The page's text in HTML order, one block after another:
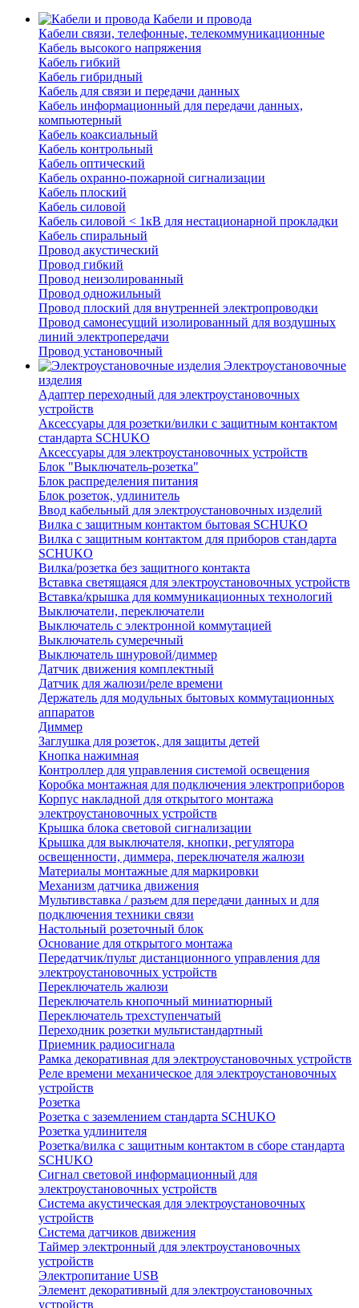
Кабели и провода
Кабели связи, телефонные, телекоммуникационные
Кабель высокого напряжения
Кабель гибкий
Кабель гибридный
Кабель для связи и передачи данных
Кабель информационный для передачи данных,
компьютерный
Кабель коаксиальный
Кабель контрольный
Кабель оптический
Кабель охранно-пожарной сигнализации
Кабель плоский
Кабель силовой
Кабель силовой < 1кВ для нестационарной прокладки
Кабель спиральный
Провод акустический
Провод гибкий
Провод неизолированный
Провод одножильный
Провод плоский для внутренней электропроводки
Провод самонесущий изолированный для воздушных
линий электропередачи
Провод установочный
Электроустановочные
изделия
Адаптер переходный для электроустановочных
устройств
Аксессуары для розетки/вилки с защитным контактом
стандарта SCHUKO
Аксессуары для электроустановочных устройств
Блок "Выключатель-розетка"
Блок распределения питания
Блок розеток, удлинитель
Ввод кабельный для электроустановочных изделий
Вилка с защитным контактом бытовая SCHUKO
Вилка с защитным контактом для приборов стандарта
SCHUKO
Вилка/розетка без защитного контакта
Вставка светящаяся для электроустановочных устройств
Вставка/крышка для коммуникационных технологий
Выключатели, переключатели
Выключатель с электронной коммутацией
Выключатель сумеречный
Выключатель шнуровой/диммер
Датчик движения комплектный
Датчик для жалюзи/реле времени
Держатель для модульных бытовых коммутационных
аппаратов
Диммер
Заглушка для розеток, для защиты детей
Кнопка нажимная
Контроллер для управления системой освещения
Коробка монтажная для подключения электроприборов
Корпус накладной для открытого монтажа
электроустановочных устройств
Крышка блока световой сигнализации
Крышка для выключателя, кнопки, регулятора
освещенности, диммера, переключателя жалюзи
Материалы монтажные для маркировки
Механизм датчика движения
Мультивставка / разъем для передачи данных и для
подключения техники связи
Настольный розеточный блок
Основание для открытого монтажа
Передатчик/пульт дистанционного управления для
электроустановочных устройств
Переключатель жалюзи
Переключатель кнопочный миниатюрный
Переключатель трехступенчатый
Переходник розетки мультистандартный
Приемник радиосигнала
Рамка декоративная для электроустановочных устройств
Реле времени механическое для электроустановочных
устройств
Розетка
Розетка с заземлением стандарта SCHUKO
Розетка удлинителя
Розетка/вилка с защитным контактом в сборе стандарта
SCHUKO
Сигнал световой информационный для
электроустановочных устройств
Система акустическая для электроустановочных
устройств
Система датчиков движения
Таймер электронный для электроустановочных
устройств
Электропитание USB
Элемент декоративный для электроустановочных
устройств